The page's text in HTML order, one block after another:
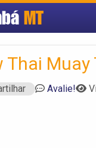
MT
Thai
Avalie!